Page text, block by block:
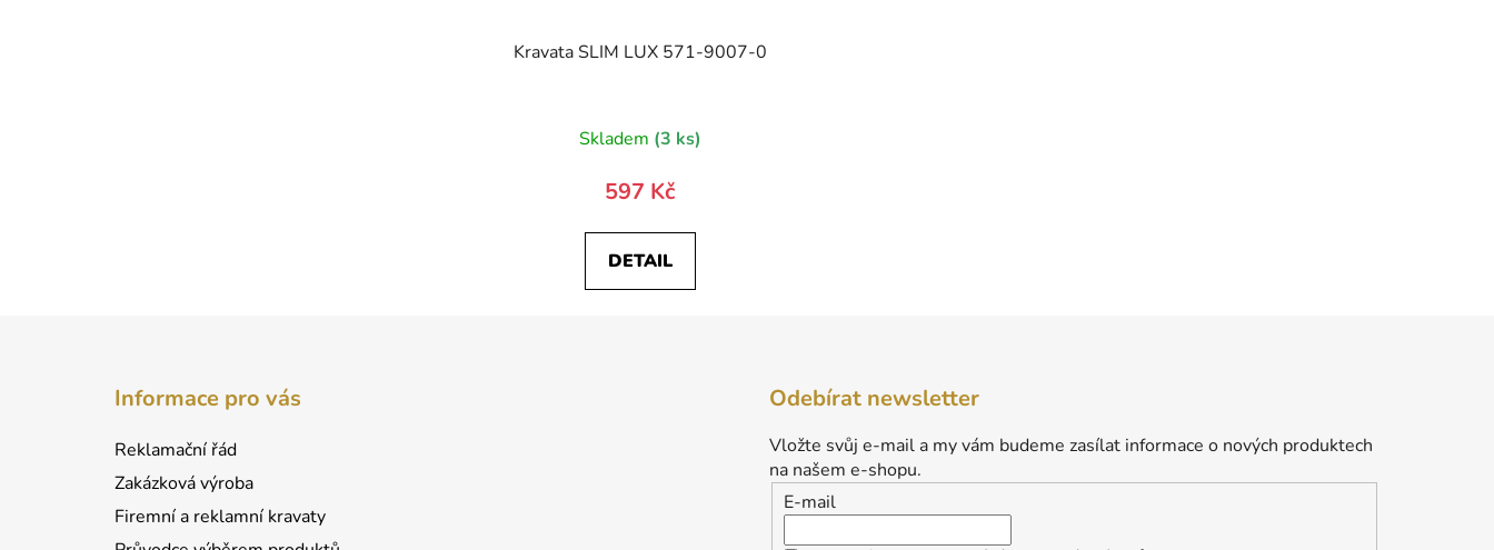
Kravata SLIM LUX 571-9007-0
Skladem (3 ks)
597 Kč
DETAIL
Informace pro vás
Reklamační řád
Zakázková výroba
Firemní a reklamní kravaty
Odebírat newsletter
Vložte svůj e-mail a my vám budeme zasílat informace o nových produktech
na našem e-shopu.
E-mail